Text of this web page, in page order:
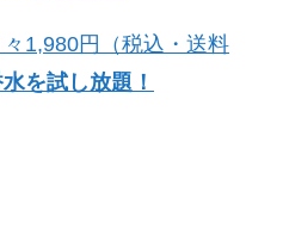
々1,980円（税込・送料
を試し放題！